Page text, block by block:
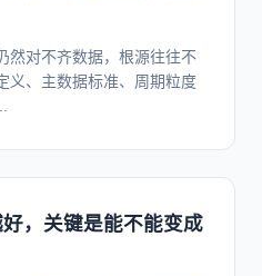
然对不齐数据，根源往往不
义、主数据标准、周期粒度
，关键是能不能变成